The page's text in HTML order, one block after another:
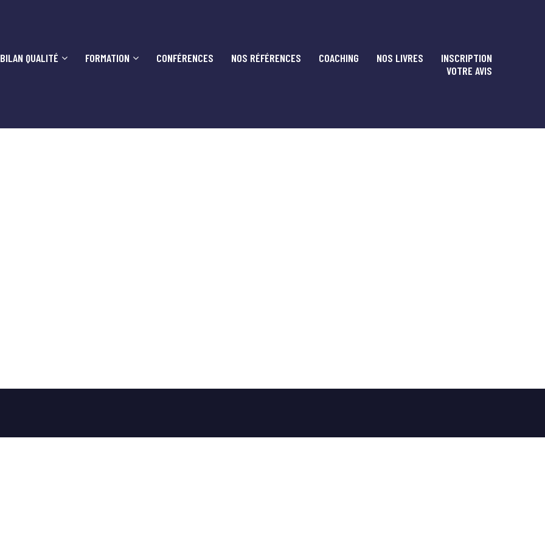
BILAN QUALITÉ FORMATION CONFÉRENCES NOS RÉFÉRENCES COACHING NOS LIVRES
INSCRIPTION
VOTRE AVIS